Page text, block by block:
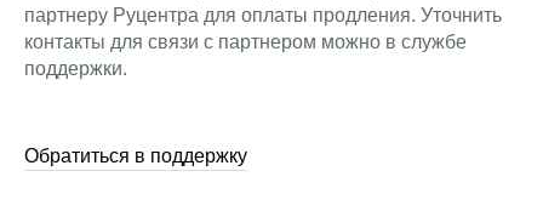
партнеру Руцентра для оплаты продления. Уточнить
контакты для связи с партнером можно в службе
поддержки.
Обратиться в поддержку